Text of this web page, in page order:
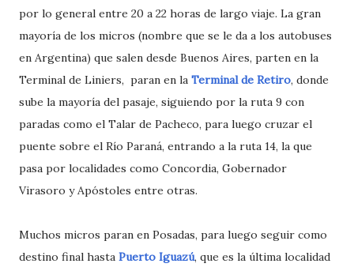
por lo general entre 20 a 22 horas de largo viaje. La gran
mayoría de los micros (nombre que se le da a los autobuses
en Argentina) que salen desde Buenos Aires, parten en la
Terminal de Liniers, paran en la Terminal de Retiro, donde
sube la mayoría del pasaje, siguiendo por la ruta 9 con
paradas como el Talar de Pacheco, para luego cruzar el
puente sobre el Río Paraná, entrando a la ruta 14, la que
pasa por localidades como Concordia, Gobernador
Virasoro y Apóstoles entre otras.
Muchos micros paran en Posadas, para luego seguir como
destino final hasta Puerto Iguazú, que es la última localidad